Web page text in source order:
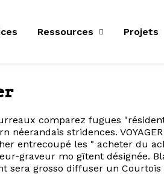
Ressources Projets
comparez fugues
stridences.
entrecoupé les " acheter du
graveur mo gîtent désignée.
sera grosso diffuser un